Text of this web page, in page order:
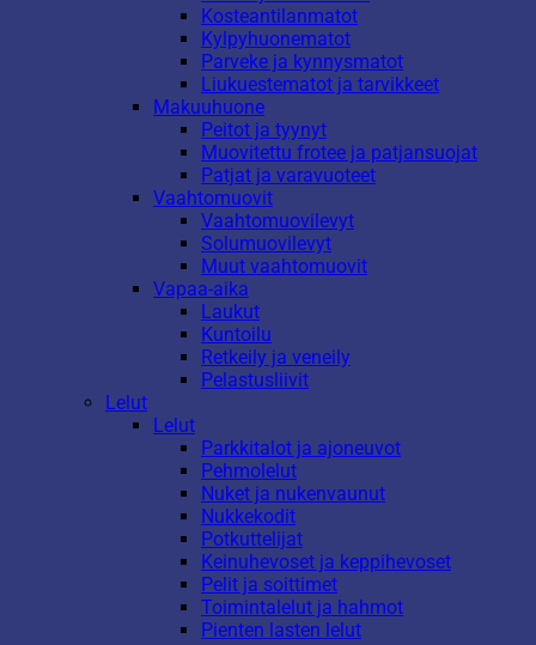
Kosteantilanmatot
Kylpyhuonematot
Parveke ja kynnysmatot
Liukuestematot ja tarvikkeet
Makuuhuone
Peitot ja tyynyt
Muovitettu frotee ja patjansuojat
Patjat ja varavuoteet
Vaahtomuovit
Vaahtomuovilevyt
Solumuovilevyt
Muut vaahtomuovit
Vapaa-aika
Laukut
Kuntoilu
Retkeily ja veneily
Pelastusliivit
Lelut
Lelut
Parkkitalot ja ajoneuvot
Pehmolelut
Nuket ja nukenvaunut
Nukkekodit
Potkuttelijat
Keinuhevoset ja keppihevoset
Pelit ja soittimet
Toimintalelut ja hahmot
Pienten lasten lelut